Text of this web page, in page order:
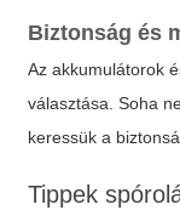
Biztonság és
Az akkumulátorok
választása. Soha
keressük a
Tippek